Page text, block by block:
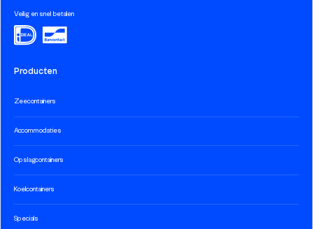
Producten
Zeecontainers
Accommodaties
Opslagcontainers
Koelcontainers
Specials
Veilig en snel betalen